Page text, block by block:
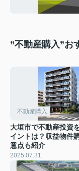
”不動産購入”お
不動産購入
大垣市で不動産投資
イントは？収益物件
意点も紹介
2025.07.31